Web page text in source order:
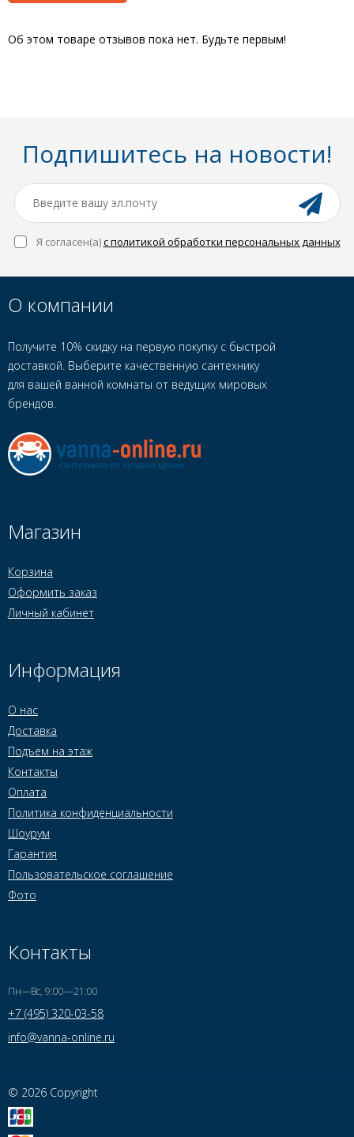
Об этом товаре отзывов пока нет. Будьте первым!
Подпишитесь на новости!
Я согласен(a)с политикой обработки персональных данных
О компании
Получите 10% скидку на первую покупку с быстрой
доставкой. Выберите качественную сантехнику
для вашей ванной комнаты от ведущих мировых
брендов.
Магазин
Корзина
Оформить заказ
Личный кабинет
Информация
О нас
Доставка
Подъем на этаж
Контакты
Оплата
Политика конфиденциальности
Шоурум
Гарантия
Пользовательское соглашение
Фото
Контакты
Пн—Вс, 9:00—21:00
+7 (495) 320-03-58
info@vanna-online.ru
© 2026 Copyright